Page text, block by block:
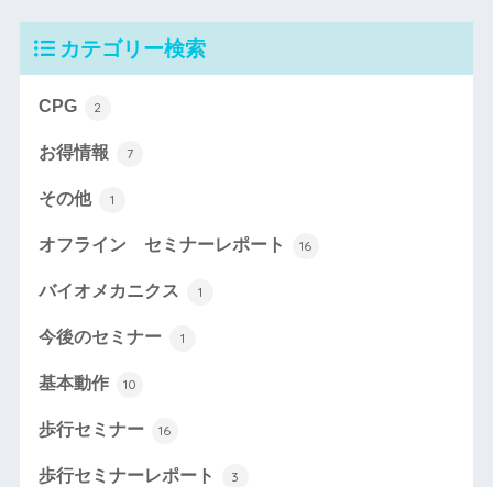
カテゴリー検索
CPG 2
お得情報 7
その他 1
オフライン セミナーレポート 16
バイオメカニクス 1
今後のセミナー 1
基本動作 10
歩行セミナー 16
歩行セミナーレポート 3